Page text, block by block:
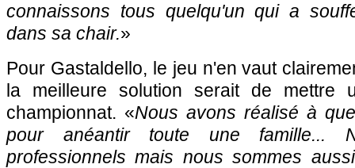
connaissons tous quelqu'un qui a
dans sa chair.»
Pour Gastaldello, le jeu n'en vaut
la meilleure solution serait de mettre
championnat. «Nous avons réalisé à
pour anéantir toute une famille...
professionnels mais nous sommes